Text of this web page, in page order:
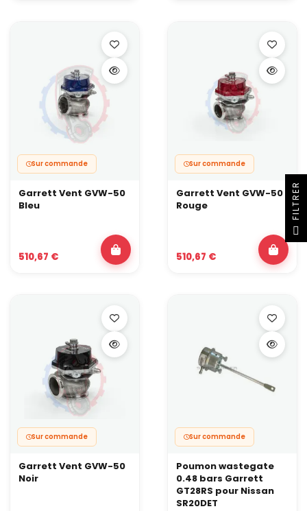
Sur commande
Garrett Vent GVW-50
Bleu
510,67 €
Sur commande
Garrett Vent GVW-50
Rouge
510,67 €
Sur commande
Garrett Vent GVW-50
Noir
Sur commande
Poumon wastegate
0.48 bars Garrett
GT28RS pour Nissan
SR20DET
R